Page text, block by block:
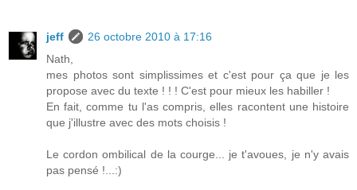
jeff
26 octobre 2010 à 17:16
Nath,
mes photos sont simplissimes et c'est pour ça que je les
propose avec du texte ! ! ! C'est pour mieux les habiller !
En fait, comme tu l'as compris, elles racontent une histoire
que j'illustre avec des mots choisis !
Le cordon ombilical de la courge... je t'avoues, je n'y avais
pas pensé !...:)